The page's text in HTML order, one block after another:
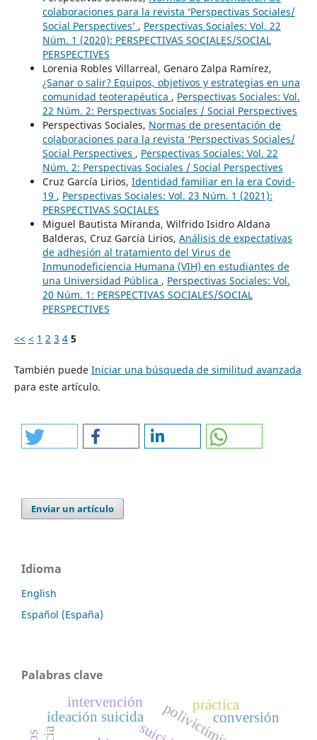
colaboraciones para la revista ‘Perspectivas Sociales/
Social Perspectives’ , Perspectivas Sociales: Vol. 22
Núm. 1 (2020): PERSPECTIVAS SOCIALES/SOCIAL
PERSPECTIVES
Lorenia Robles Villarreal, Genaro Zalpa Ramírez,
¿Sanar o salir? Equipos, objetivos y estrategias en una
comunidad teoterapéutica , Perspectivas Sociales: Vol.
22 Núm. 2: Perspectivas Sociales / Social Perspectives
Perspectivas Sociales, Normas de presentación de
colaboraciones para la revista ‘Perspectivas Sociales/
Social Perspectives , Perspectivas Sociales: Vol. 22
Núm. 2: Perspectivas Sociales / Social Perspectives
Cruz García Lirios, Identidad familiar en la era Covid-
19 , Perspectivas Sociales: Vol. 23 Núm. 1 (2021):
PERSPECTIVAS SOCIALES
Miguel Bautista Miranda, Wilfrido Isidro Aldana
Balderas, Cruz García Lirios, Análisis de expectativas
de adhesión al tratamiento del Virus de
Inmunodeficiencia Humana (VIH) en estudiantes de
una Universidad Pública , Perspectivas Sociales: Vol.
20 Núm. 1: PERSPECTIVAS SOCIALES/SOCIAL
PERSPECTIVES
<< < 1 2 3 4 5
También puede Iniciar una búsqueda de similitud avanzada
para este artículo.
Enviar un artículo
Idioma
English
Español (España)
Palabras clave
ideación suicida conversión
intervención práctica